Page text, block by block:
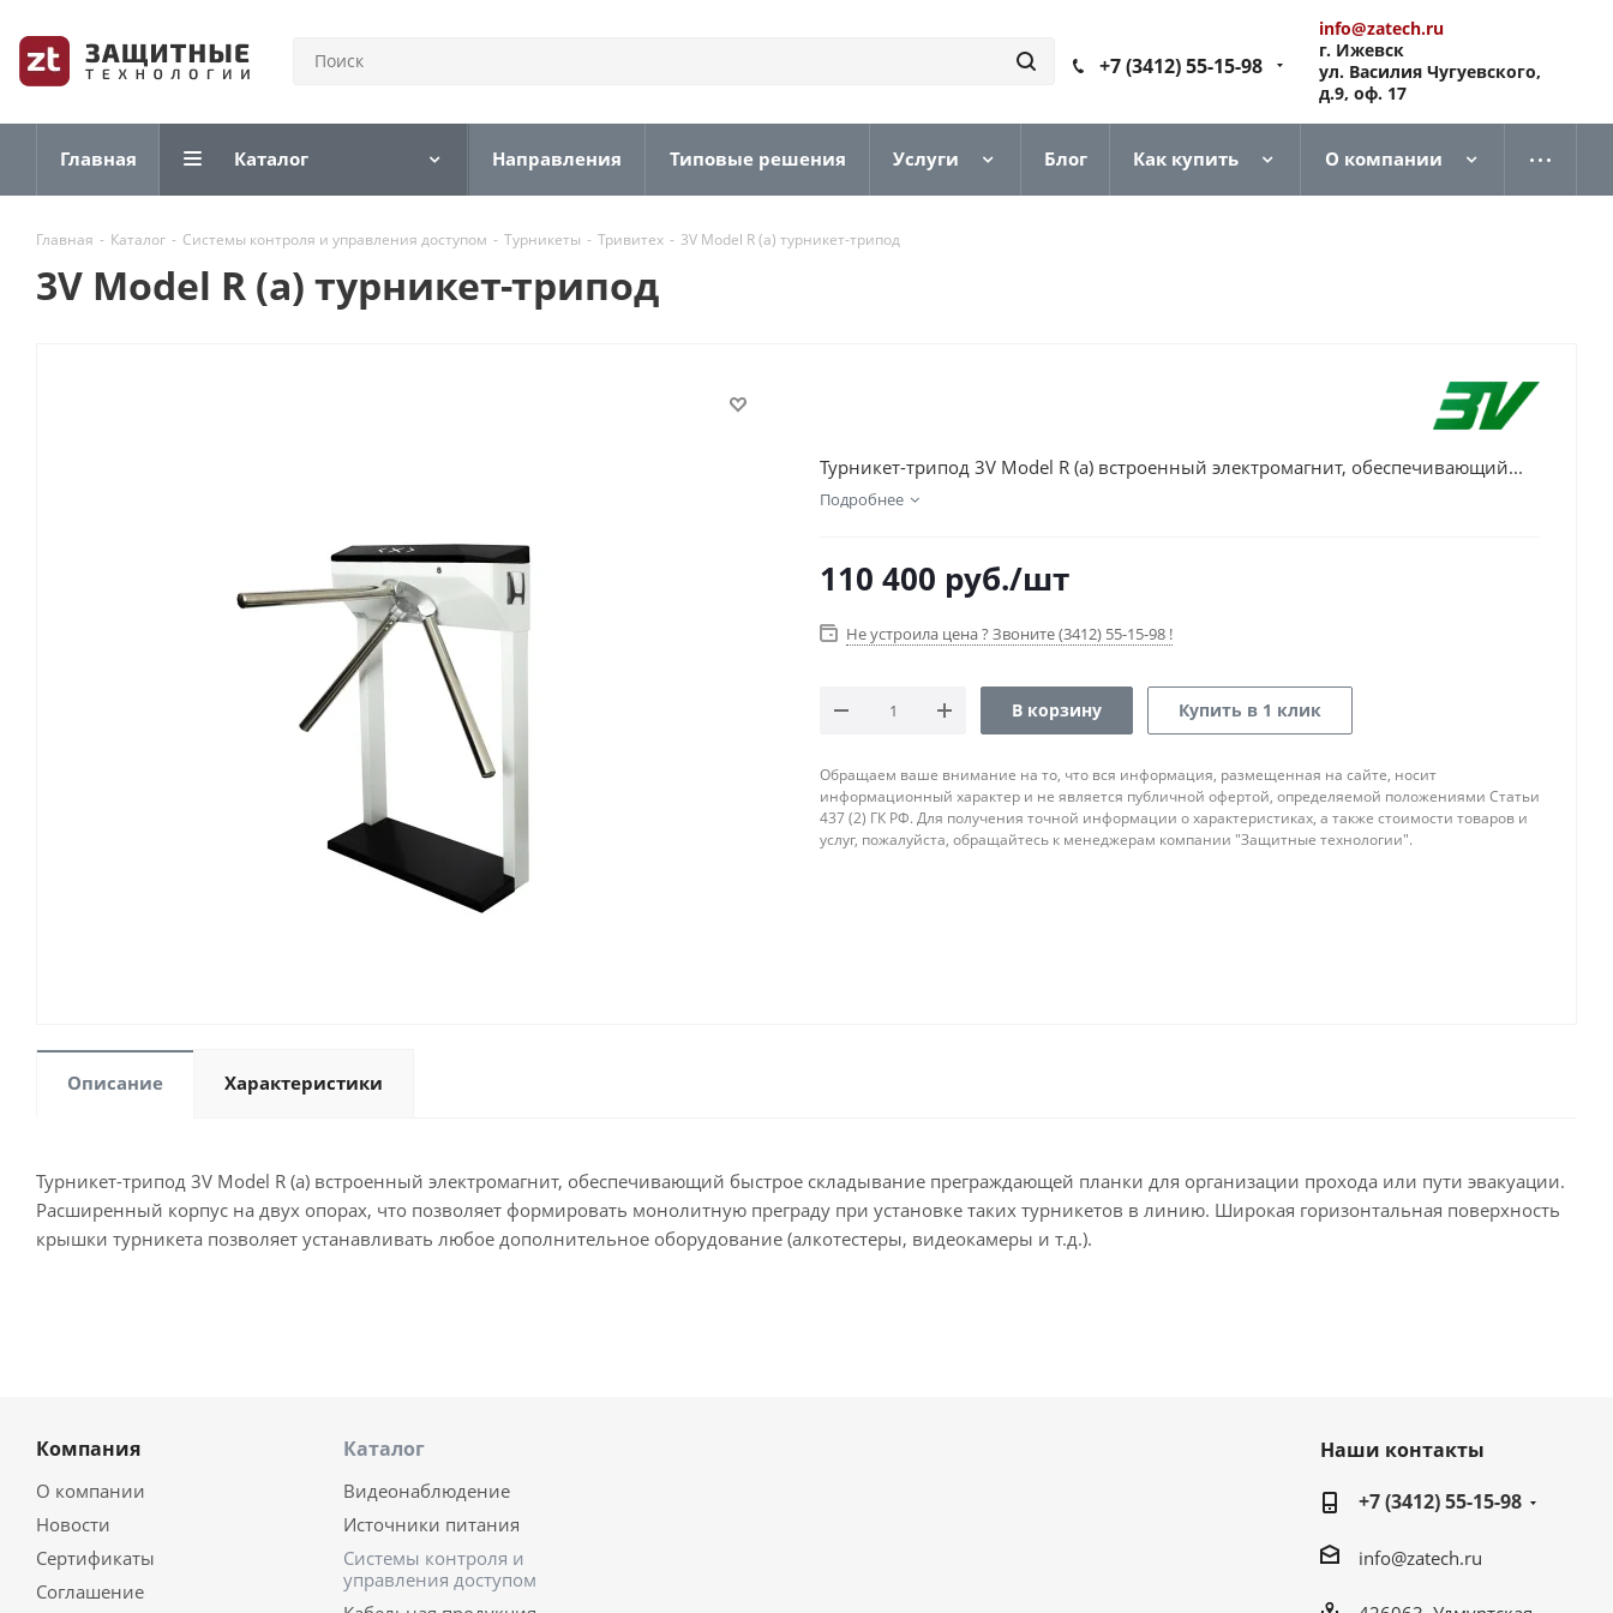
+7 (3412) 55-15-98
info@zatech.ru
г. Ижевск
ул. Василия Чугуевского,
д.9, оф. 17
Главная Каталог Направления Типовые решения Услуги Блог Как купить О компании
Главная - Каталог - Системы контроля и управления доступом - Турникеты - Тривитех - 3V Model R (a) турникет-трипод
3V Model R (a) турникет-трипод
Турникет-трипод 3V Model R (a) встроенный электромагнит, обеспечивающий...
Подробнее
110 400 руб./шт
Не устроила цена ? Звоните (3412) 55-15-98 !
В корзину Купить в 1 клик
Обращаем ваше внимание на то, что вся информация, размещенная на сайте, носит
информационный характер и не является публичной офертой, определяемой положениями Статьи
437 (2) ГК РФ. Для получения точной информации о характеристиках, а также стоимости товаров и
услуг, пожалуйста, обращайтесь к менеджерам компании "Защитные технологии".
Описание Характеристики
Турникет-трипод 3V Model R (a) встроенный электромагнит, обеспечивающий быстрое складывание преграждающей планки для организации прохода или пути эвакуации.
Расширенный корпус на двух опорах, что позволяет формировать монолитную преграду при установке таких турникетов в линию. Широкая горизонтальная поверхность
крышки турникета позволяет устанавливать любое дополнительное оборудование (алкотестеры, видеокамеры и т.д.).
Компания
О компании
Новости
Сертификаты
Соглашение
Каталог
Видеонаблюдение
Источники питания
Системы контроля и
управления доступом
Наши контакты
+7 (3412) 55-15-98
info@zatech.ru